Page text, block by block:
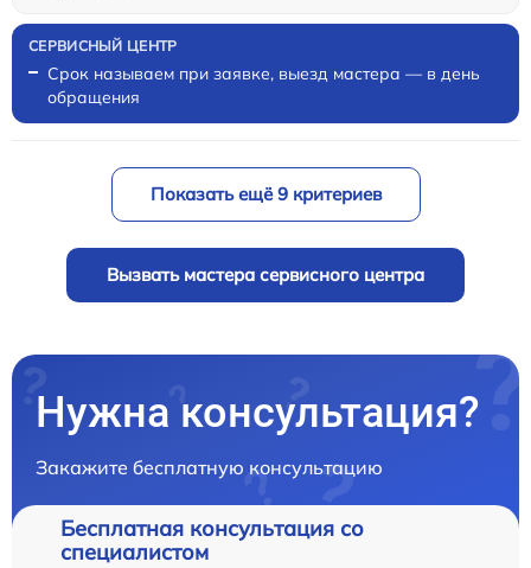
Срок называем при заявке, выезд мастера — в день
обращения
Показать ещё 9 критериев
Вызвать мастера сервисного центра
Нужна консультация?
Закажите бесплатную консультацию
Бесплатная консультация со
специалистом